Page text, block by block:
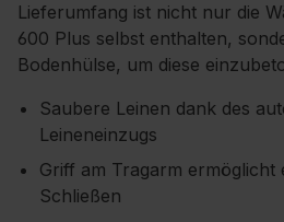
Lieferumfang ist nicht nur die
600 Plus selbst enthalten,
Bodenhülse, um diese
Saubere Leinen dank des
Leineneinzugs
Griff am Tragarm ermöglicht
Schließen